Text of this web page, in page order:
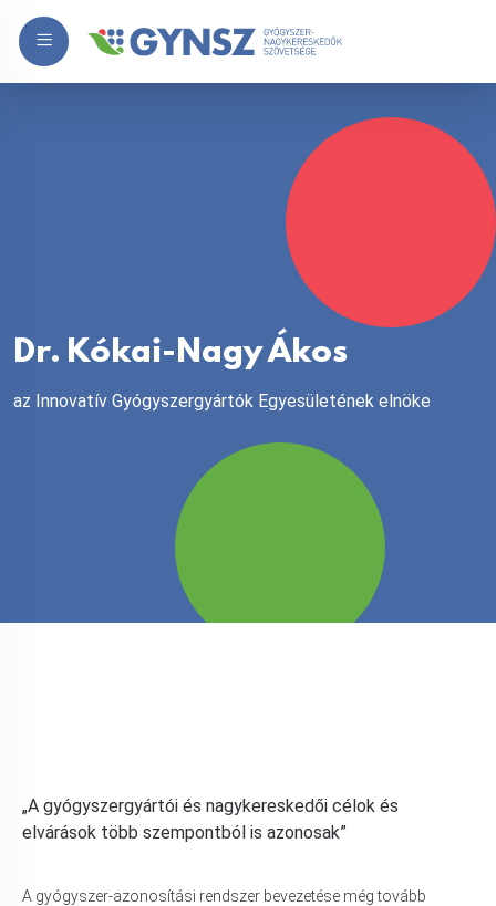
Dr. Kókai-Nagy Ákos
az Innovatív Gyógyszergyártók Egyesületének elnöke
„A gyógyszergyártói és nagykereskedői célok és
elvárások több szempontból is azonosak”
A gyógyszer-azonosítási rendszer bevezetése még tovább